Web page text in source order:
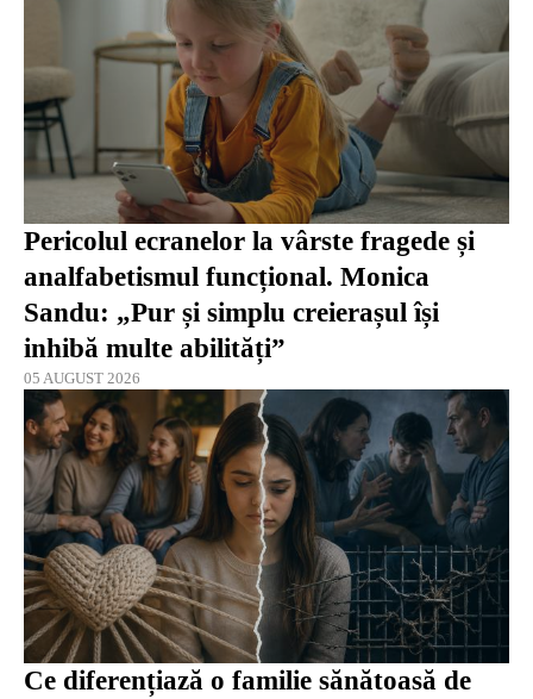
Pericolul ecranelor la vârste fragede și
analfabetismul funcțional. Monica
Sandu: „Pur și simplu creierașul își
inhibă multe abilități”
05 AUGUST 2026
Ce diferențiază o familie sănătoasă de